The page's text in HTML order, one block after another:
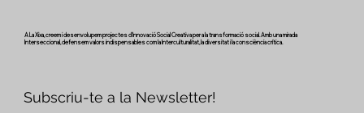
A La Xixa, creem i desenvolupem projectes d'Innovació Social Creativa per a la transformació social. Amb una mirada
Interseccional, defensem valors indispensables com la Interculturalitat, la diversitat i la consciència crítica.
Subscriu-te a la Newsletter!